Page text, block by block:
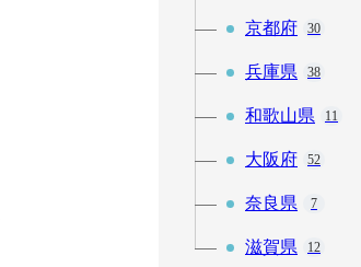
京都府 30
兵庫県 38
和歌山県 11
大阪府 52
奈良県 7
滋賀県 12